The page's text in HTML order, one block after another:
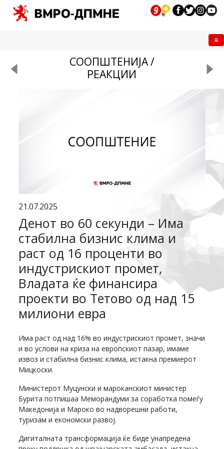
СООПШТЕНИЈА /
РЕАКЦИИ
21.07.2025
Денот во 60 секунди – Има
стабилна бизнис клима и
раст од 16 проценти во
индустрискиот промет,
Владата ќе финансира
проекти во Тетово од над 15
милиони евра
Има раст од над 16% во индустрискиот промет, значи
и во услови на криза на европскиот пазар, имаме
извоз и стабилна бизнис клима, истакна премиерот
Мицкоски.
Министерот Муцунски и мароканскиот министер
Бурита потпишаа Меморандуми за соработка помеѓу
Македонија и Мароко во надворешни работи,
туризам и економски развој.
Дигиталната трансформација ќе биде унапредена